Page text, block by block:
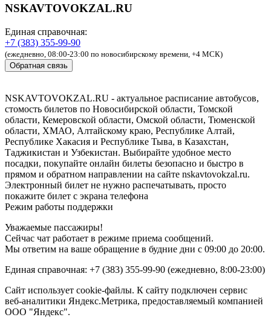
NSKAVTOVOKZAL.RU
Единая справочная:
+7 (383) 355-99-90
(ежедневно, 08:00-23:00 по новосибирскому времени, +4 МСК)
Обратная связь
NSKAVTOVOKZAL.RU - актуальное расписание автобусов,
стомость билетов по Новосибирской области, Томской
области, Кемеровской области, Омской области, Тюменской
области, ХМАО, Алтайскому краю, Республике Алтай,
Республике Хакасия и Республике Тыва, в Казахстан,
Таджикистан и Узбекистан. Выбирайте удобное место
посадки, покупайте онлайн билеты безопасно и быстро в
прямом и обратном направлении на сайте nskavtovokzal.ru.
Электронный билет не нужно распечатывать, просто
покажите билет с экрана телефона
Режим работы поддержки
Уважаемые пассажиры!
Сейчас чат работает в режиме приема сообщений.
Мы ответим на ваше обращение в будние дни с 09:00 до 20:00.
Единая справочная: +7 (383) 355-99-90 (ежедневно, 8:00-23:00)
Сайт использует cookie-файлы. К сайту подключен сервис
веб-аналитики Яндекс.Метрика, предоставляемый компанией
ООО "Яндекс".